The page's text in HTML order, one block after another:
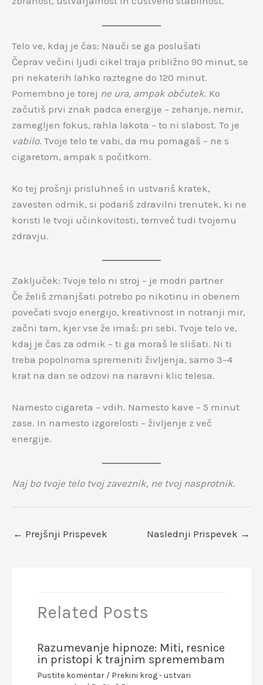
Telo ve, kdaj je čas: Nauči se ga poslušati
Čeprav večini ljudi cikel traja približno 90 minut, se
pri nekaterih lahko raztegne do 120 minut.
Pomembno je torej ne ura, ampak občutek. Ko
začutiš prvi znak padca energije – zehanje, nemir,
zamegljen fokus, rahla lakota – to ni slabost. To je
vabilo. Tvoje telo te vabi, da mu pomagaš – ne s
cigaretom, ampak s počitkom.
Ko tej prošnji prisluhneš in ustvariš kratek,
zavesten odmik, si podariš zdravilni trenutek, ki ne
koristi le tvoji učinkovitosti, temveč tudi tvojemu
zdravju.
Zaključek: Tvoje telo ni stroj – je modri partner
Če želiš zmanjšati potrebo po nikotinu in obenem
povečati svojo energijo, kreativnost in notranji mir,
začni tam, kjer vse že imaš: pri sebi. Tvoje telo ve,
kdaj je čas za odmik – ti ga moraš le slišati. Ni ti
treba popolnoma spremeniti življenja, samo 3–4
krat na dan se odzovi na naravni klic telesa.
Namesto cigareta – vdih. Namesto kave – 5 minut
zase. In namesto izgorelosti – življenje z več
energije.
Naj bo tvoje telo tvoj zaveznik, ne tvoj nasprotnik.
← Prejšnji Prispevek Naslednji Prispevek →
Related Posts
Razumevanje hipnoze: Miti, resnice
in pristopi k trajnim spremembam
Pustite komentar / Prekini krog - ustvari